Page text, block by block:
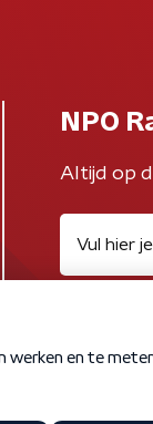
NPO
Altijd op